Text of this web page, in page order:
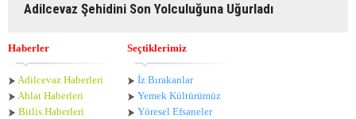
Adilcevaz Şehidini Son Yolculuğuna Uğurladı
Haberler
Adilcevaz Haberleri
Ahlat Haberleri
Bitlis Haberleri
Seçtiklerimiz
İz Bırakanlar
Yemek Kültürümüz
Yöresel Efsaneler